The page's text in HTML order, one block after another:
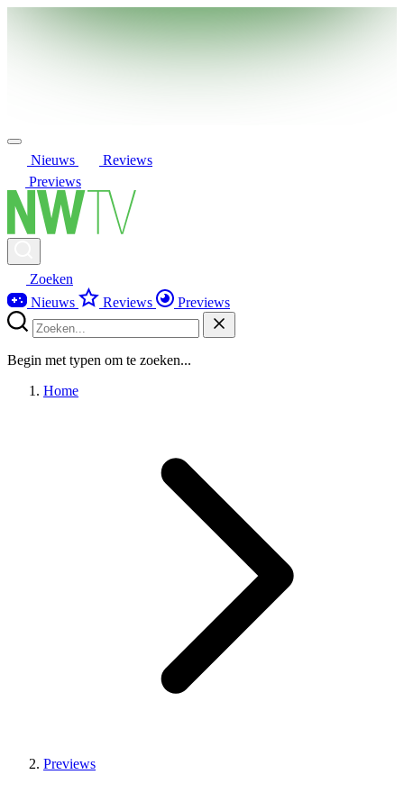
Nieuws
Reviews
Previews
Zoeken
Nieuws
Reviews Previews
Begin met typen om te zoeken...
Home
Previews